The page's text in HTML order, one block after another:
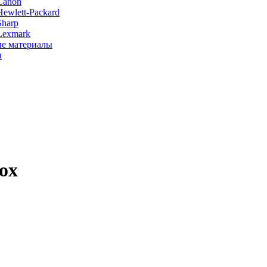
Packard
материалы